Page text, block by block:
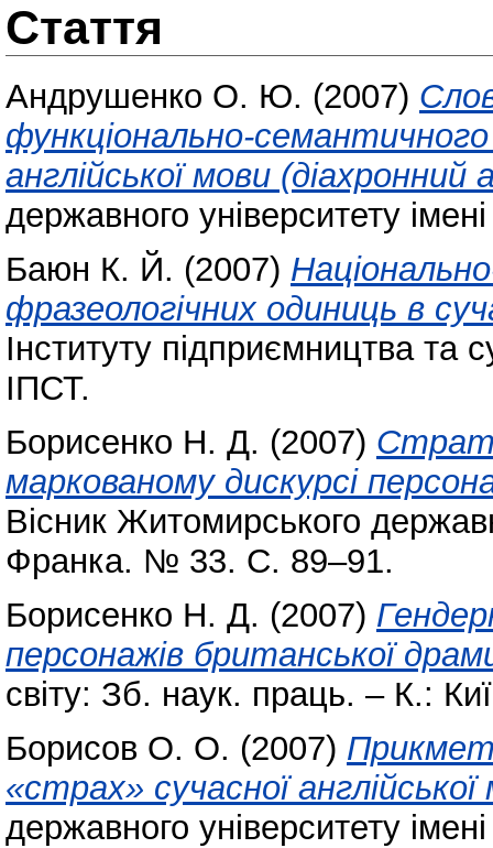
Стаття
Андрушенко О. Ю. (2007)
функціонально-
англійської мови (діахронний
державного університету
Баюн К. Й. (2007)
фразеологічних одиниць в
Інституту підприємництва та
ІПСТ.
Борисенко Н. Д. (2007)
маркованому дискурсі
Вісник Житомирського
Франка. № 33. С. 89–91.
Борисенко Н. Д. (2007)
персонажів британської
світу: Зб. наук. праць. – К.:
Борисов О. О. (2007)
«страх» сучасної
державного університету